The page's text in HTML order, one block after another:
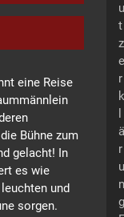
eine Reise
Bühne zum
gelacht! In
es wie
und
sorgen.
u
t
z
e
r
k
ä
r
u
n
g